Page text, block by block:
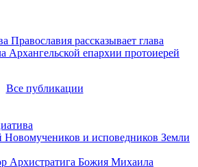
Православия рассказывает глава
Архангельской епархии протоиерей
Все публикации